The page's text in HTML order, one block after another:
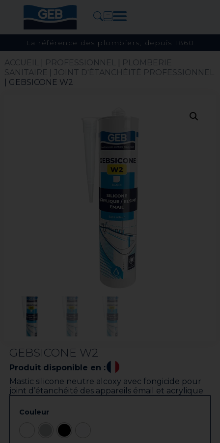
La référence des plombiers, depuis 1860
ACCUEIL| PROFESSIONNEL|
PLOMBERIE
SANITAIRE
JOINT D'ÉTANCHÉITÉ PROFESSIONNEL
| GEBSICONE W2
GEBSICONE W2
Produit disponible en :
Mastic silicone neutre alcoxy avec fongicide pour
joint d’étanchéité des appareils émail et acrylique
Couleur